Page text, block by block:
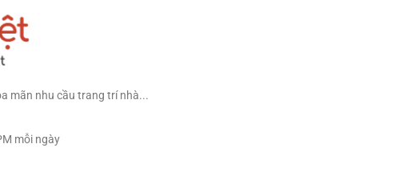
mãn nhu cầu trang trí nhà...
mỗi ngày